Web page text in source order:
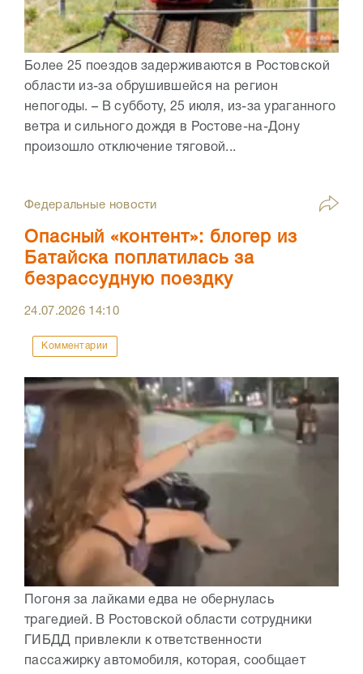
Более 25 поездов задерживаются в Ростовской
области из-за обрушившейся на регион
непогоды. – В субботу, 25 июля, из-за ураганного
ветра и сильного дождя в Ростове-на-Дону
произошло отключение тяговой...
Федеральные новости
Опасный «контент»: блогер из
Батайска поплатилась за
безрассудную поездку
24.07.2026 14:10
Комментарии
Погоня за лайками едва не обернулась
трагедией. В Ростовской области сотрудники
ГИБДД привлекли к ответственности
пассажирку автомобиля, которая, сообщает